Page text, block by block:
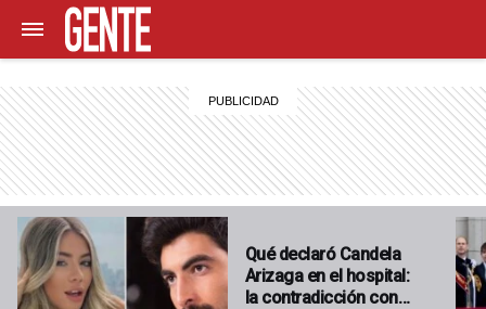
Qué declaró Candela
Arizaga en el hospital:
la contradicción con…